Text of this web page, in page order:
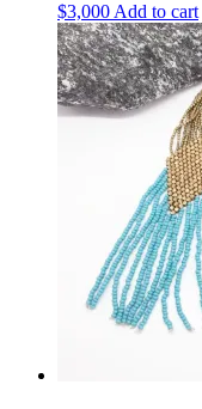
$3,000 Add to cart